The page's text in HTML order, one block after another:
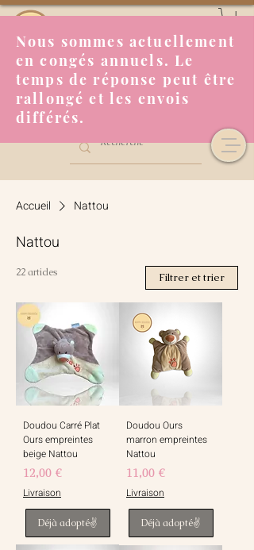
Nous sommes actuellement
en congés annuels. Le
temps de réponse peut être
rallongé et les envois
différés.
Accueil Nattou
Nattou
22 articles Filtrer et trier
Doudou Carré Plat
Ours empreintes
beige Nattou
Prix
12,00 €
Livraison
Déjà adopté✌️
Doudou Ours
marron empreintes
Nattou
Prix
11,00 €
Livraison
Déjà adopté✌️